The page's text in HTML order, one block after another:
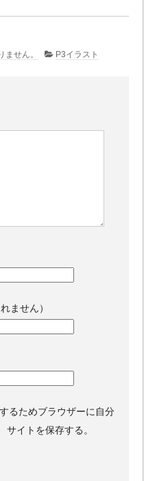
ません。 P3イラスト
ません）
るためブラウザーに自分
サイトを保存する。